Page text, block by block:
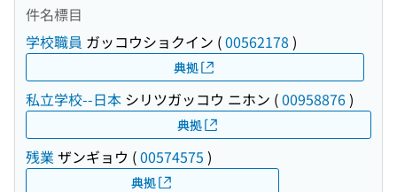
件名標目
学校職員 ガッコウショクイン (00562178 )
典拠
私立学校--日本 シリツガッコウ ニホン (00958876)
典拠
残業 ザンギョウ (00574575 )
典拠